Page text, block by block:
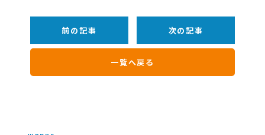
前の記事 次の記事
一覧へ戻る